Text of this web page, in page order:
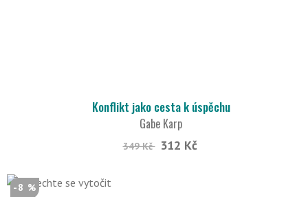
Konflikt jako cesta k úspěchu
Gabe Karp
349 Kč 312 Kč
-8 %